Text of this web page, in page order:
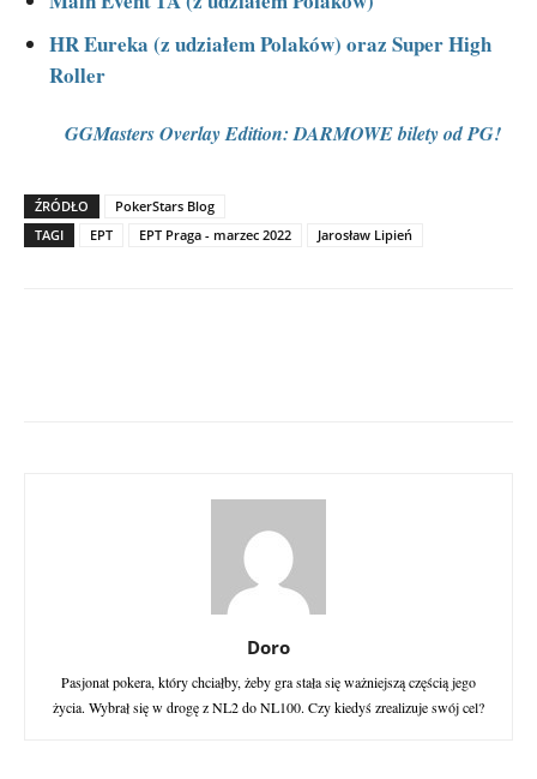
HR Eureka (z udziałem Polaków) oraz Super High
Roller
GGMasters Overlay Edition: DARMOWE bilety od PG!
ŹRÓDŁO
PokerStars Blog
TAGI
EPT EPT Praga - marzec 2022 Jarosław Lipień
Doro
Pasjonat pokera, który chciałby, żeby gra stała się ważniejszą częścią jego
życia. Wybrał się w drogę z NL2 do NL100. Czy kiedyś zrealizuje swój cel?